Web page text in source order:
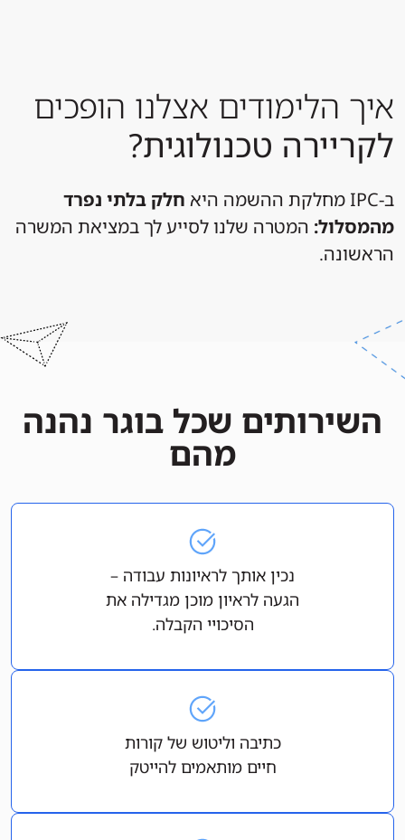
איך הלימודים אצלנו הופכים
לקריירה טכנולוגית?
ב-IPC מחלקת ההשמה היא
חלק בלתי נפרד
מהמסלול: המטרה שלנו לסייע לך במציאת המשרה
הראשונה.
השירותים שכל בוגר נהנה
מהם
נכין אותך לראיונות עבודה –
הגעה לראיון מוכן מגדילה את
הסיכויי הקבלה.
כתיבה וליטוש של קורות
חיים מותאמים להייטק